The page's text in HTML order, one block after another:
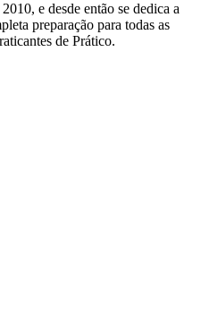
e desde então se dedica a
preparação para todas as
de Prático.